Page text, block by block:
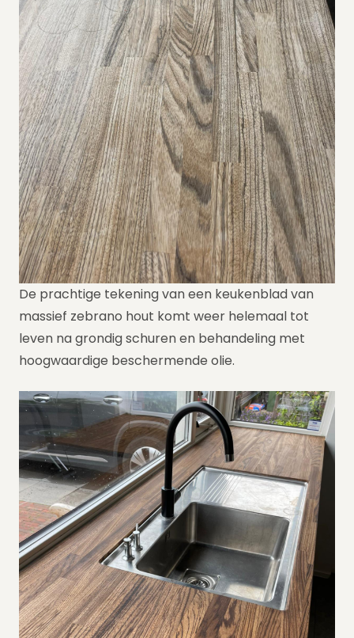
De prachtige tekening van een keukenblad van
massief zebrano hout komt weer helemaal tot
leven na grondig schuren en behandeling met
hoogwaardige beschermende olie.